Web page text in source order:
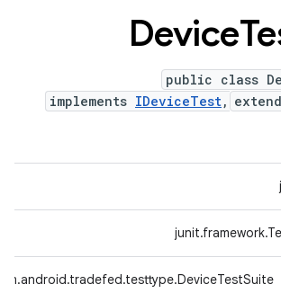
Device
public class
implements IDeviceTest,